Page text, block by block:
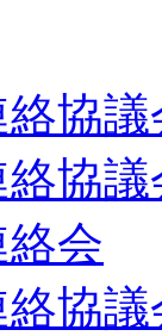
協議
協議
会
協議